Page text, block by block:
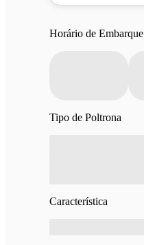
Horário de Embarque
Tipo de Poltrona
Característica